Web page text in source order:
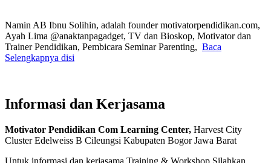
Namin AB Ibnu Solihin, adalah founder motivatorpendidikan.com,
Ayah Lima @anaktanpagadget, TV dan Bioskop, Motivator dan
Trainer Pendidikan, Pembicara Seminar Parenting, Baca
Selengkapnya disi
Informasi dan Kerjasama
Motivator Pendidikan Com Learning Center, Harvest City
Cluster Edelweiss B Cileungsi Kabupaten Bogor Jawa Barat